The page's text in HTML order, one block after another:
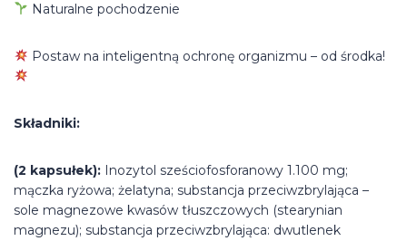
Naturalne pochodzenie
Postaw na inteligentną ochronę organizmu – od środka!
Składniki:
(2 kapsułek): Inozytol sześciofosforanowy 1.100 mg;
mączka ryżowa; żelatyna; substancja przeciwzbrylająca –
sole magnezowe kwasów tłuszczowych (stearynian
magnezu); substancja przeciwzbrylająca: dwutlenek